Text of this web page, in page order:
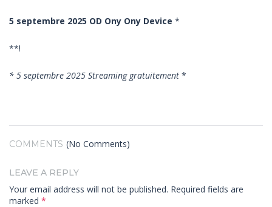
5 septembre 2025 OD Ony Ony Device *
**!
* 5 septembre 2025 Streaming gratuitement *
COMMENTS (No Comments)
LEAVE A REPLY
Your email address will not be published. Required fields are
marked *